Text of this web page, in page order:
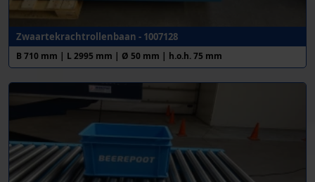
Zwaartekrachtrollenbaan - 1007128
B 710 mm | L 2995 mm | Ø 50 mm | h.o.h. 75 mm